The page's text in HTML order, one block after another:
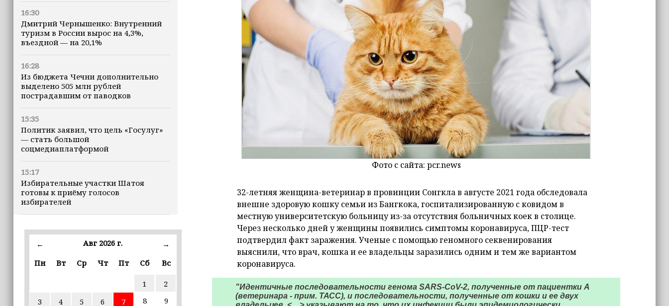
16:30
Дмитрий Чернышенко: Внутренний
туризм в России вырос на 4,3%,
въездной — на 20,1%
16:28
Из бюджета Чечни дополнительно
выделено 505 млн рублей
пострадавшим от паводков
15:35
Политик заявил, что цель «Госулуг»
— стать большой
соцмедиаплатформой
15:17
Избирательные участки Шатоя
готовы к приёму голосов
избирателей
Турция, Саудовская Аравия и
Пакистан подписали «Мекканское
Кадыров: сдача в плен становится
для многих военнослужащих ВСУ
← Авг 2026 г.
→
Пн
Вт Ср Чт Пт Сб Вс
1
2
3
4 5 6 7 8
9
Фото с сайта: pcr.news
32-летняя женщина-ветеринар в провинции Сонгкла в августе 2021 года обследовала
внешне здоровую кошку семьи из Бангкока, госпитализированную с ковидом в
местную университетскую больницу из-за отсутствия больничных коек в столице.
Через несколько дней у женщины появились симптомы коронавируса, ПЦР-тест
подтвердил факт заражения. Ученые с помощью геномного секвенирования
выяснили, что врач, кошка и ее владельцы заразились одним и тем же вариантом
коронавируса.
"Идентичные последовательности генома SARS-CoV-2, полученные от пациентки А
(ветеринара - прим. ТАСС), и последовательности, полученные от кошки и ее двух